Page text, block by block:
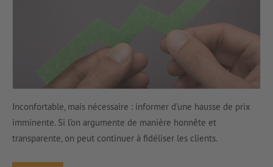
Inconfortable, mais nécessaire : informer d’une hausse de prix
imminente. Si l’on argumente de manière honnête et
transparente, on peut continuer à fidéliser les clients.